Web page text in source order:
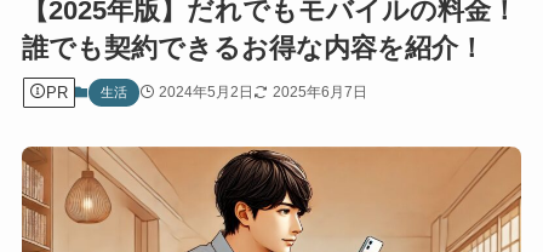
【2025年版】だれでもモバイルの料金！
誰でも契約できるお得な内容を紹介！
PR 生活 2024年5月2日 2025年6月7日